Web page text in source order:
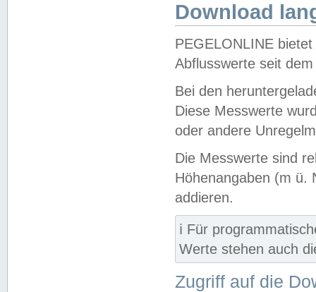
Download
PEGELONLINE
Abflusswerte seit
Bei den
Diese Messwerte
oder andere
Die Messwerte sind
Höhenangaben (m ü.
addieren.
ℹ️ Für
Werte stehen auch
Zugriff auf die